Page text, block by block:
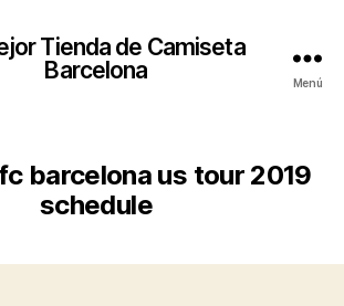
Tienda de Camiseta
Barcelona
Menú
fc barcelona us tour 2019
schedule